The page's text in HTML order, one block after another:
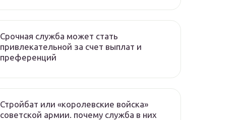
Срочная служба может стать
привлекательной за счет выплат и
преференций
Стройбат или «королевские войска»
советской армии. почему служба в них